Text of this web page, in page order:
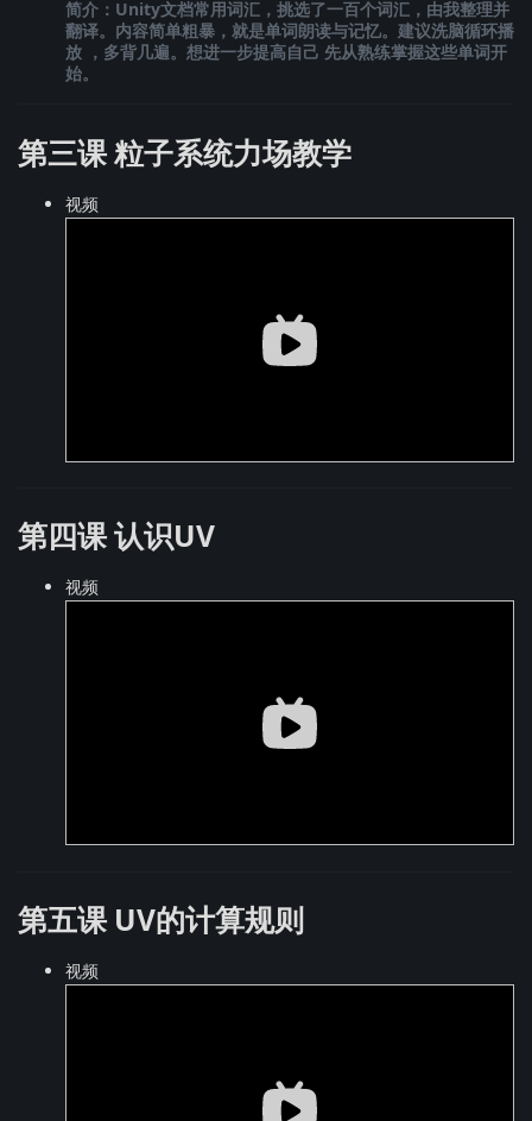
简介：Unity文档常用词汇，挑选了一百个词汇，由我整理并
翻译。内容简单粗暴，就是单词朗读与记忆。建议洗脑循环播
放 ，多背几遍。想进一步提高自己 先从熟练掌握这些单词开
始。
第三课 粒子系统力场教学
视频
第四课 认识UV
视频
第五课 UV的计算规则
视频